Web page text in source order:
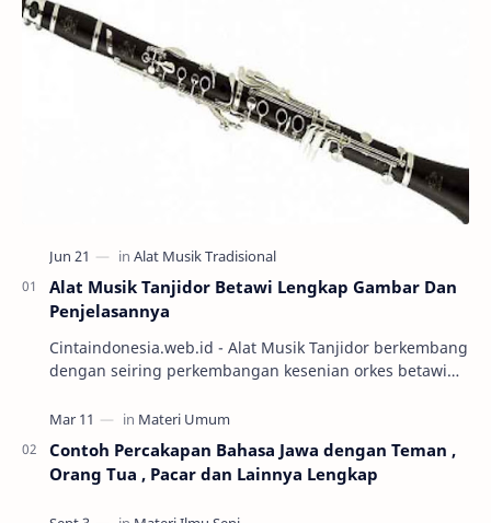
Alat Musik Tanjidor Betawi Lengkap Gambar Dan
Penjelasannya
Cintaindonesia.web.id - Alat Musik Tanjidor berkembang
dengan seiring perkembangan kesenian orkes betawi
Contoh Percakapan Bahasa Jawa dengan Teman ,
Orang Tua , Pacar dan Lainnya Lengkap